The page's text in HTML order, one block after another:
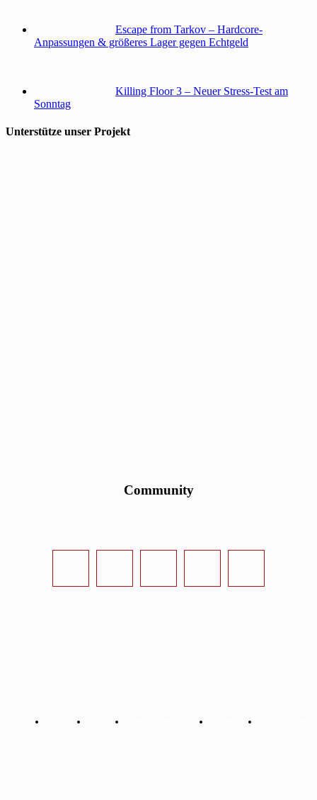
Escape from Tarkov – Hardcore-
Anpassungen & größeres Lager gegen Echtgeld
Killing Floor 3 – Neuer Stress-Test am
Sonntag
Unterstütze unser Projekt
Community